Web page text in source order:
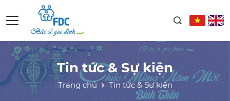
Tin tức & Sự kiện
Trang chủ Tin tức & Sự kiện